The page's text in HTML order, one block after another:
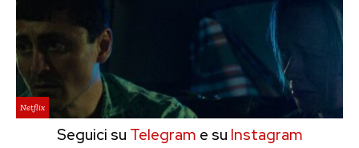
Netflix
Seguici su Telegram e su Instagram